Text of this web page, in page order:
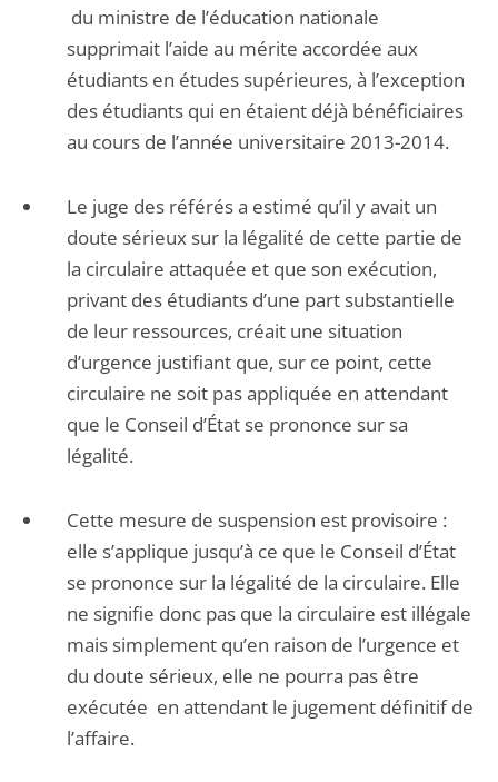
du ministre de l’éducation nationale
supprimait l’aide au mérite accordée aux
étudiants en études supérieures, à l’exception
des étudiants qui en étaient déjà bénéficiaires
au cours de l’année universitaire 2013-2014.
Le juge des référés a estimé qu’il y avait un
doute sérieux sur la légalité de cette partie de
la circulaire attaquée et que son exécution,
privant des étudiants d’une part substantielle
de leur ressources, créait une situation
d’urgence justifiant que, sur ce point, cette
circulaire ne soit pas appliquée en attendant
que le Conseil d’État se prononce sur sa
légalité.
Cette mesure de suspension est provisoire :
elle s’applique jusqu’à ce que le Conseil d’État
se prononce sur la légalité de la circulaire. Elle
ne signifie donc pas que la circulaire est illégale
mais simplement qu’en raison de l’urgence et
du doute sérieux, elle ne pourra pas être
exécutée en attendant le jugement définitif de
l’affaire.